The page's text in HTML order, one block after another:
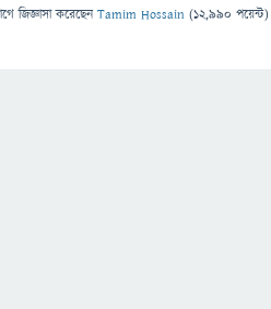
জিজ্ঞাসাকরেছেনTamim Hossain (12,990 পয়েন্ট)